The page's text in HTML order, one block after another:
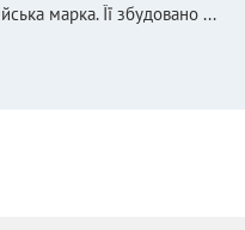
марка. Її збудовано ...